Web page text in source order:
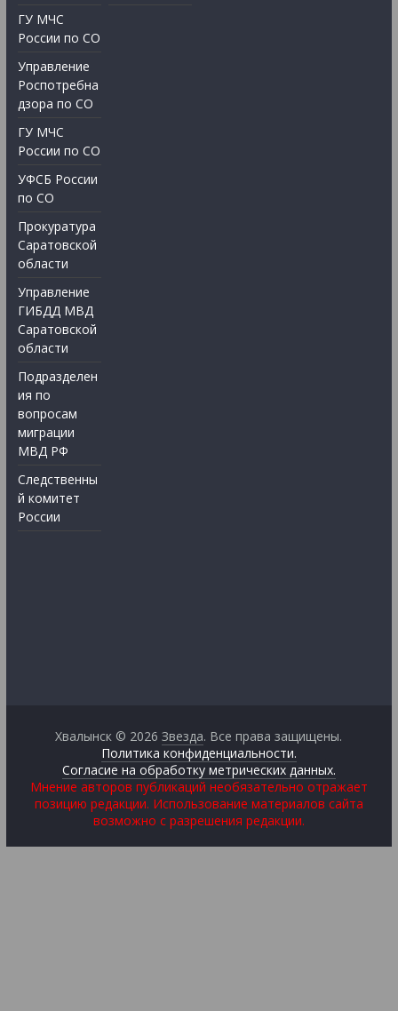
ГУ МЧС
России по СО
Управление
Роспотребна
дзора по СО
ГУ МЧС
России по СО
УФСБ России
по СО
Прокуратура
Саратовской
области
Управление
ГИБДД МВД
Саратовской
области
Подразделен
ия по
вопросам
миграции
МВД РФ
Следственны
й комитет
России
Хвалынск © 2026Звезда. Все права защищены.
Политика конфиденциальности.
Согласие на обработку метрических данных.
Мнение авторов публикаций необязательно отражает
позицию редакции. Использование материалов сайта
возможно с разрешения редакции.